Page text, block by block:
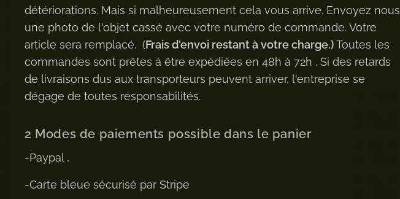
détériorations. Mais si malheureusement cela vous arrive. Envoyez nous
une photo de l'objet cassé avec votre numéro de commande. Votre
article sera remplacé. (Frais d'envoi restant à votre charge.)Toutes les
commandes sont prêtes à être expédiées en 48h à 72h . Si des retards
de livraisons dus aux transporteurs peuvent arriver, l'entreprise se
dégage de toutes responsabilités.
2 Modes de paiements possible dans le panier
-Paypal ,
-Carte bleue sécurisé par Stripe